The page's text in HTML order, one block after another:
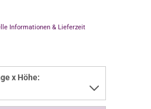
Informationen & Lieferzeit
x Höhe: